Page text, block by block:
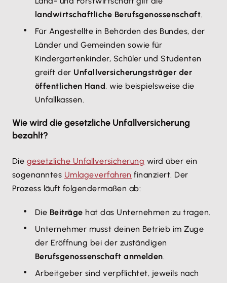
landwirtschaftliche Berufsgenossenschaft.
Für Angestellte in Behörden des Bundes, der
Länder und Gemeinden sowie für
Kindergartenkinder, Schüler und Studenten
greift der Unfallversicherungsträger der
öffentlichen Hand, wie beispielsweise die
Unfallkassen.
Wie wird die gesetzliche Unfallversicherung
bezahlt?
Die gesetzliche Unfallversicherung wird über ein
sogenanntes Umlageverfahren finanziert. Der
Prozess läuft folgendermaßen ab:
Die Beiträge hat das Unternehmen zu tragen.
Unternehmer musst deinen Betrieb im Zuge
der Eröffnung bei der zuständigen
Berufsgenossenschaft anmelden.
Arbeitgeber sind verpflichtet, jeweils nach